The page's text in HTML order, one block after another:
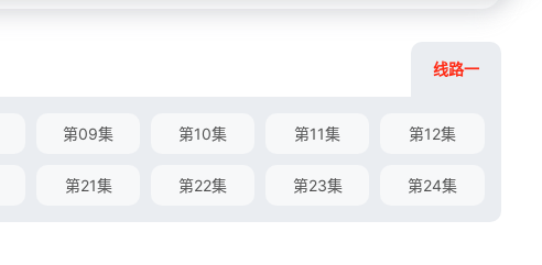
线路一
第09集 第10集 第11集 第12集
第21集 第22集 第23集 第24集